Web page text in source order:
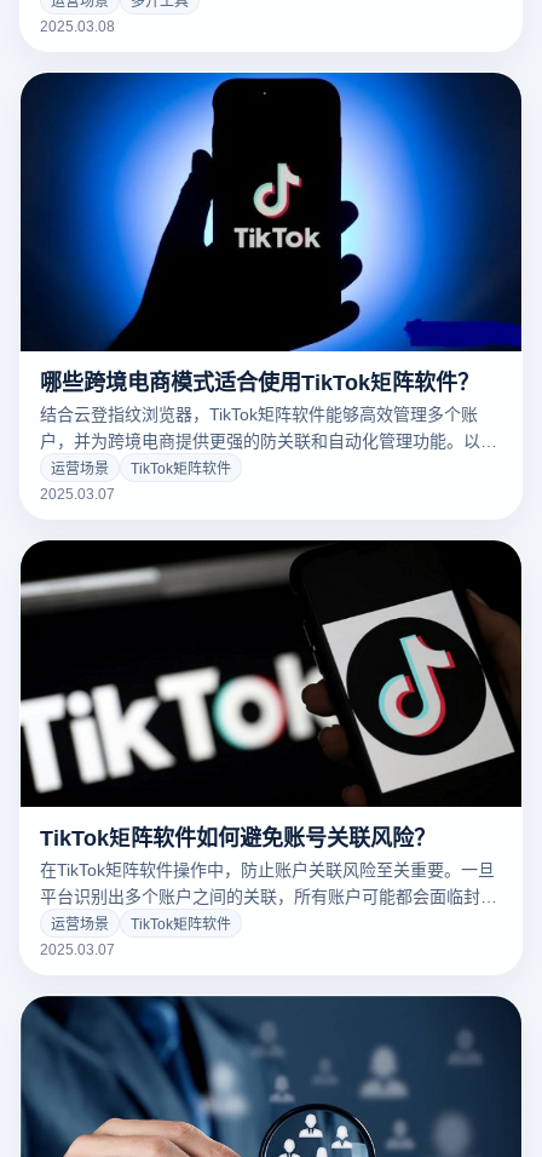
具未能有效阻止这些关联因素，平台可能会识别多个账户之间
2025.03.08
哪些跨境电商模式适合使用TikTok矩阵软件？
结合云登指纹浏览器，TikTok矩阵软件能够高效管理多个账
户，并为跨境电商提供更强的防关联和自动化管理功能。以下
是几种适合使用TikTok矩阵软件的跨境电商模式：
运营场景
TikTok矩阵软件
2025.03.07
TikTok矩阵软件如何避免账号关联风险？
在TikTok矩阵软件操作中，防止账户关联风险至关重要。一旦
平台识别出多个账户之间的关联，所有账户可能都会面临封禁
或限制，因此采取有效的防关联措施非常必要。使用云登指纹
浏览器来管理TikTok矩阵账户，能够有效降低账户关联的风
运营场景
TikTok矩阵软件
2025.03.07